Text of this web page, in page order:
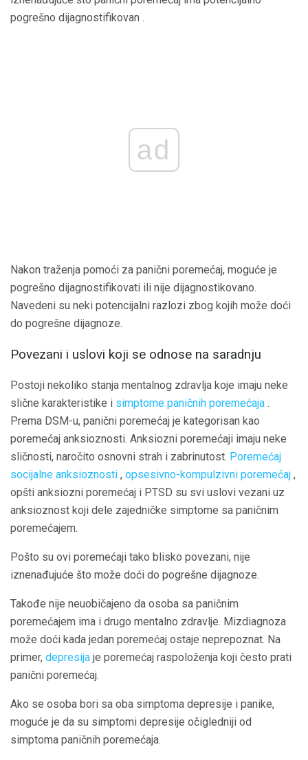
pogrešno dijagnostifikovan .
ad
Nakon traženja pomoći za panični poremećaj, moguće je
pogrešno dijagnostifikovati ili nije dijagnostikovano.
Navedeni su neki potencijalni razlozi zbog kojih može doći
do pogrešne dijagnoze.
Povezani i uslovi koji se odnose na saradnju
Postoji nekoliko stanja mentalnog zdravlja koje imaju neke
slične karakteristike i simptome paničnih poremećaja .
Prema DSM-u, panični poremećaj je kategorisan kao
poremećaj anksioznosti. Anksiozni poremećaji imaju neke
sličnosti, naročito osnovni strah i zabrinutost. Poremećaj
socijalne anksioznosti , opsesivno-kompulzivni poremećaj ,
opšti anksiozni poremećaj i PTSD su svi uslovi vezani uz
anksioznost koji dele zajedničke simptome sa paničnim
poremećajem.
Pošto su ovi poremećaji tako blisko povezani, nije
iznenađujuće što može doći do pogrešne dijagnoze.
Takođe nije neuobičajeno da osoba sa paniĉnim
poremećajem ima i drugo mentalno zdravlje. Mizdiagnoza
može doći kada jedan poremećaj ostaje neprepoznat. Na
primer, depresija je poremećaj raspoloženja koji često prati
panični poremećaj.
Ako se osoba bori sa oba simptoma depresije i panike,
moguće je da su simptomi depresije očigledniji od
simptoma paničnih poremećaja.